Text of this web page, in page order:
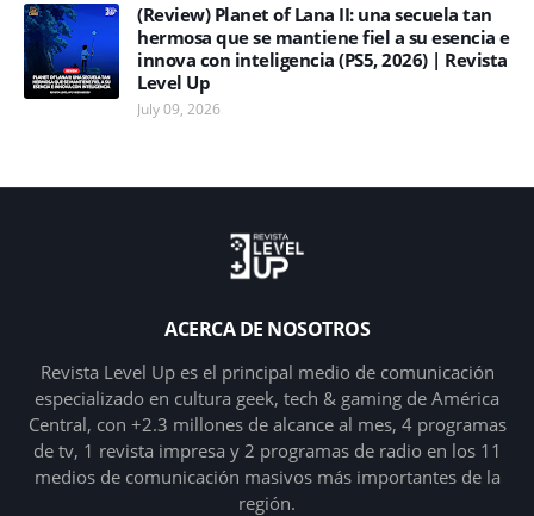
(Review) Planet of Lana II: una secuela tan
hermosa que se mantiene fiel a su esencia e
innova con inteligencia (PS5, 2026) | Revista
Level Up
July 09, 2026
ACERCA DE NOSOTROS
Revista Level Up es el principal medio de comunicación
especializado en cultura geek, tech & gaming de América
Central, con +2.3 millones de alcance al mes, 4 programas
de tv, 1 revista impresa y 2 programas de radio en los 11
medios de comunicación masivos más importantes de la
región.